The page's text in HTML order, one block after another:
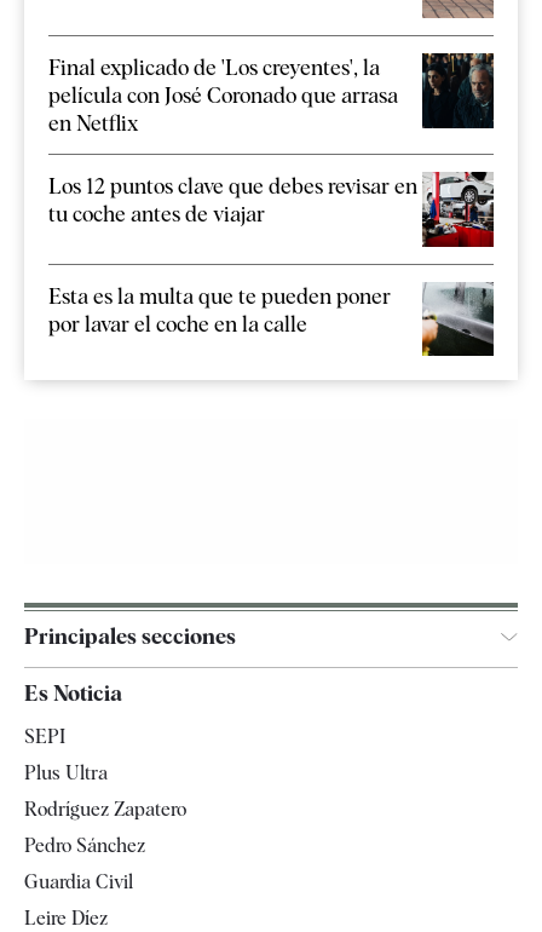
Final explicado de 'Los creyentes', la
película con José Coronado que arrasa
en Netflix
Los 12 puntos clave que debes revisar en
tu coche antes de viajar
Esta es la multa que te pueden poner
por lavar el coche en la calle
Principales secciones
España
Televisión
Es Noticia
SEPI
Plus Ultra
Rodríguez Zapatero
Pedro Sánchez
Guardia Civil
Leire Díez